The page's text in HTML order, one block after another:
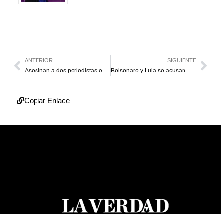
ANTERIOR
Asesinan a dos periodistas en Colombia
SIGUIENTE
Bolsonaro y Lula se acusan mutuamente en primer debate
Copiar Enlace